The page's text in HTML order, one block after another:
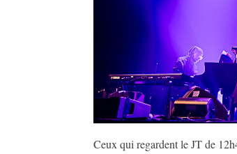
Ceux qui regardent le JT de